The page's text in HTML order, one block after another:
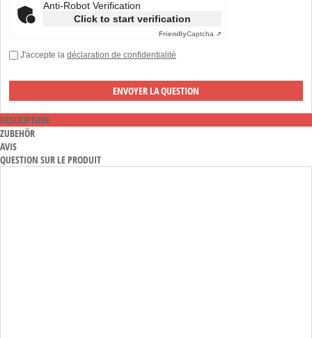
Anti-Robot Verification
Click to start verification
FriendlyCaptcha ⇗
J'accepte la déclaration de confidentialité
DESCRIPTION
ZUBEHÖR
AVIS
QUESTION SUR LE PRODUIT